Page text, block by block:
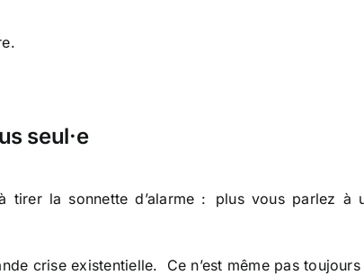
seul·e
tirer la sonnette d’alarme : plus vous parlez à
crise existentielle. Ce n’est même pas